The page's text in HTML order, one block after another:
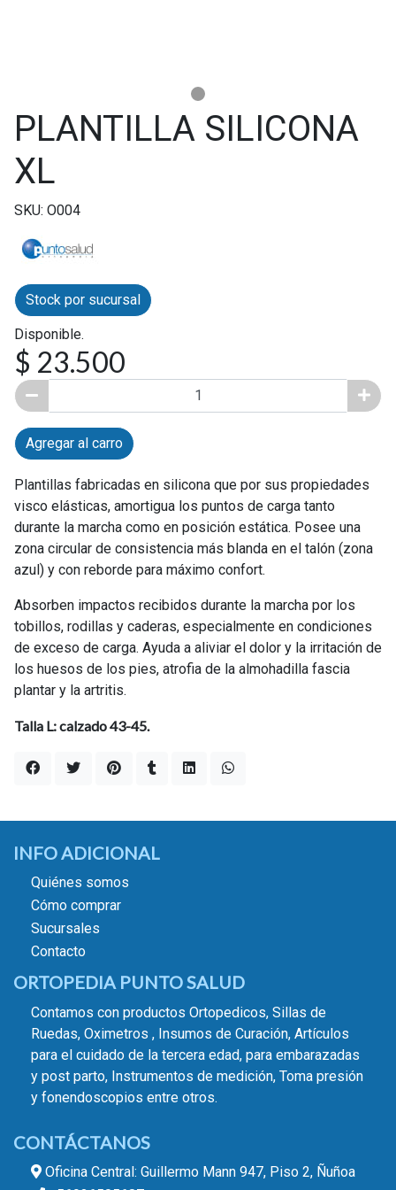
PLANTILLA SILICONA
XL
SKU: O004
Stock por sucursal
Disponible.
$ 23.500
Agregar al carro
Plantillas fabricadas en silicona que por sus propiedades
visco elásticas, amortigua los puntos de carga tanto
durante la marcha como en posición estática. Posee una
zona circular de consistencia más blanda en el talón (zona
azul) y con reborde para máximo confort.
Absorben impactos recibidos durante la marcha por los
tobillos, rodillas y caderas, especialmente en condiciones
de exceso de carga. Ayuda a aliviar el dolor y la irritación de
los huesos de los pies, atrofia de la almohadilla fascia
plantar y la artritis.
Talla L: calzado 43-45.
INFO ADICIONAL
Quiénes somos
Cómo comprar
Sucursales
Contacto
ORTOPEDIA PUNTO SALUD
Contamos con productos Ortopedicos, Sillas de
Ruedas, Oximetros , Insumos de Curación, Artículos
para el cuidado de la tercera edad, para embarazadas
y post parto, Instrumentos de medición, Toma presión
y fonendoscopios entre otros.
CONTÁCTANOS
Oficina Central: Guillermo Mann 947, Piso 2, Ñuñoa